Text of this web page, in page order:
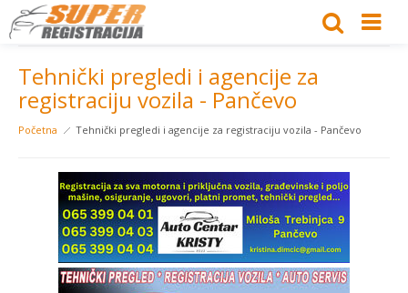
Tehnički pregledi i agencije za
registraciju vozila - Pančevo
Početna Tehnički pregledi i agencije za registraciju vozila - Pančevo